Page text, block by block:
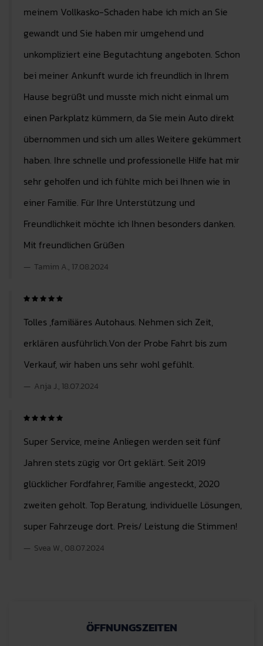
meinem Vollkasko-Schaden habe ich mich an Sie
gewandt und Sie haben mir umgehend und
unkompliziert eine Begutachtung angeboten. Schon
bei meiner Ankunft wurde ich freundlich in Ihrem
Hause begrüßt und musste mich nicht einmal um
einen Parkplatz kümmern, da Sie mein Auto direkt
übernommen und sich um alles Weitere gekümmert
haben. Ihre schnelle und professionelle Hilfe hat mir
sehr geholfen und ich fühlte mich bei Ihnen wie in
einer Familie. Für Ihre Unterstützung und
Freundlichkeit möchte ich Ihnen besonders danken.
Mit freundlichen Grüßen
Tamim A., 17.08.2024
Tolles ,familiäres Autohaus. Nehmen sich Zeit,
erklären ausführlich.Von der Probe Fahrt bis zum
Verkauf, wir haben uns sehr wohl gefühlt.
Anja J., 18.07.2024
Super Service, meine Anliegen werden seit fünf
Jahren stets zügig vor Ort geklärt. Seit 2019
glücklicher Fordfahrer, Familie angesteckt, 2020
zweiten geholt. Top Beratung, individuelle Lösungen,
super Fahrzeuge dort. Preis/ Leistung die Stimmen!
Svea W., 08.07.2024
ÖFFNUNGSZEITEN